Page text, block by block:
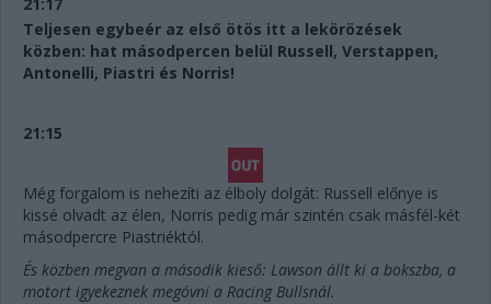
Teljesen egybeér az első ötös itt a lekörözések
közben: hat másodpercen belül Russell, Verstappen,
Antonelli, Piastri és Norris!
21:15
Még forgalom is nehezíti az élboly dolgát: Russell előnye is
kissé olvadt az élen, Norris pedig már szintén csak másfél-két
másodpercre Piastriéktól.
És közben megvan a második kieső: Lawson állt ki a bokszba, a
motort igyekeznek megóvni a Racing Bullsnál.